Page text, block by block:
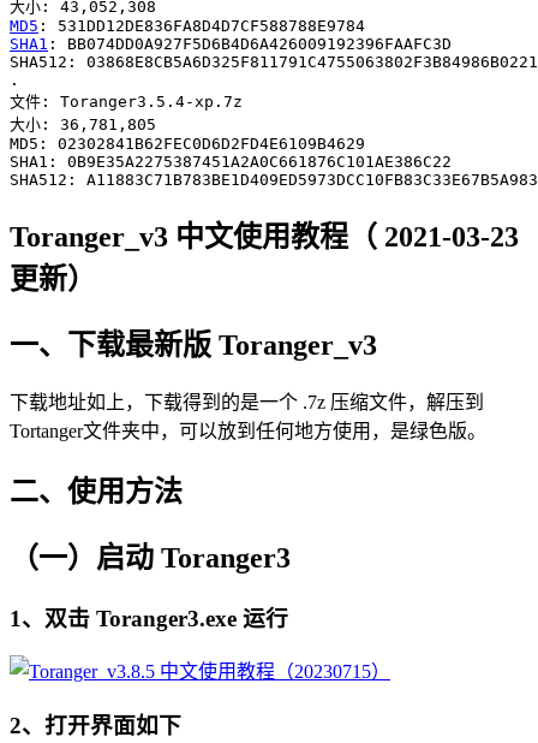
MD5
SHA1 : BB074DD0A927F5D6B4D6A426009192396FAAFC3D
SHA512:
.
文件: Toranger3.5.4-xp.7z
大小: 36,781,805
MD5: 02302841B62FEC0D6D2FD4E6109B4629
SHA1: 0B9E35A2275387451A2A0C661876C101AE386C22
Toranger_v3 中文使用教程（ 2021-03-23
更新）
一、下载最新版 Toranger_v3
下载地址如上，下载得到的是一个 .7z 压缩文件，解压到
Tortanger文件夹中，可以放到任何地方使用，是绿色版。
二、使用方法
（一）启动 Toranger3
1、双击 Toranger3.exe 运行
2、打开界面如下